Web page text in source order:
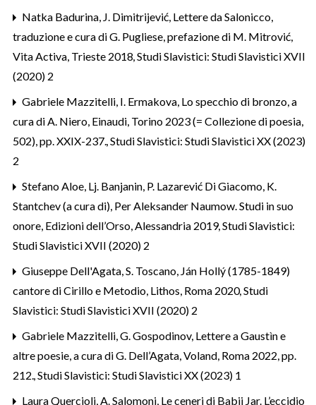
Natka Badurina, J. Dimitrijević, Lettere da Salonicco,
traduzione e cura di G. Pugliese, prefazione di M. Mitrović,
Vita Activa, Trieste 2018,Studi Slavistici: Studi Slavistici XVII
(2020) 2
Gabriele Mazzitelli, I. Ermakova, Lo specchio di bronzo, a
cura di A. Niero, Einaudi, Torino 2023 (= Collezione di poesia,
502), pp. XXIX-237.,Studi Slavistici: Studi Slavistici XX (2023)
2
Stefano Aloe, Lj. Banjanin, P. Lazarević Di Giacomo, K.
Stantchev (a cura di), Per Aleksander Naumow. Studi in suo
onore, Edizioni dell’Orso, Alessandria 2019,Studi Slavistici:
Studi Slavistici XVII (2020) 2
Giuseppe Dell'Agata,S. Toscano, Ján Hollý (1785-1849)
cantore di Cirillo e Metodio, Lithos, Roma 2020,Studi
Slavistici: Studi Slavistici XVII (2020) 2
Gabriele Mazzitelli,G. Gospodinov, Lettere a Gaustìn e
altre poesie, a cura di G. Dell’Agata, Voland, Roma 2022, pp.
212.,Studi Slavistici: Studi Slavistici XX (2023) 1
Laura Quercioli,A. Salomoni, Le ceneri di Babij Jar. L’eccidio